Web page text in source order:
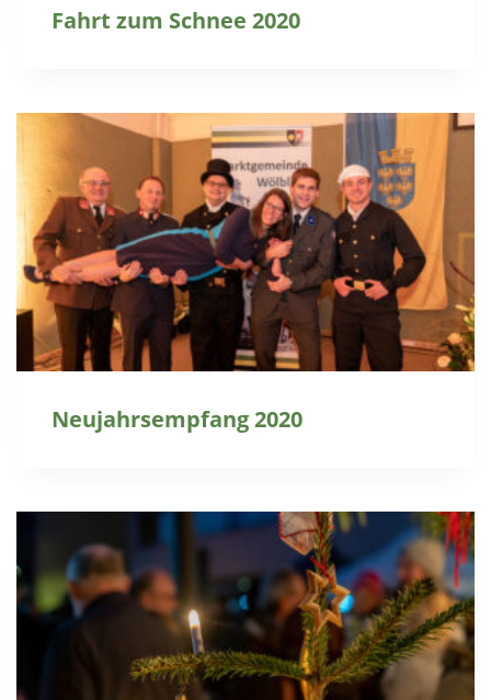
Fahrt zum Schnee 2020
Neujahrsempfang 2020